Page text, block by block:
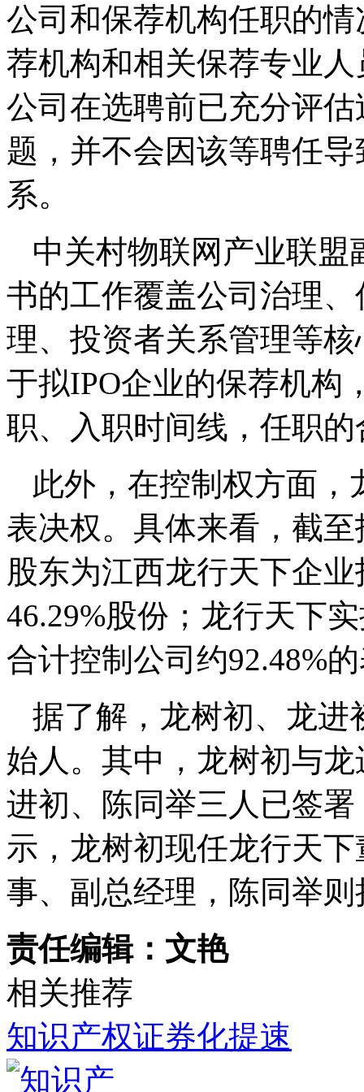
公司和保荐机构任职的
荐机构和相关保荐专业
公司在选聘前已充分评
题，并不会因该等聘任
系。
中关村物联网产业联
书的工作覆盖公司治理
理、投资者关系管理等
于拟IPO企业的保荐机构
职、入职时间线，任职
此外，在控制权方面
表决权。具体来看，截
股东为江西龙行天下企
46.29%股份；龙行天下
合计控制公司约92.48%
据了解，龙树初、龙进
始人。其中，龙树初与
进初、陈同举三人已签
示，龙树初现任龙行天
事、副总经理，陈同举
责任编辑：文艳
相关推荐
知识产权证券化提速